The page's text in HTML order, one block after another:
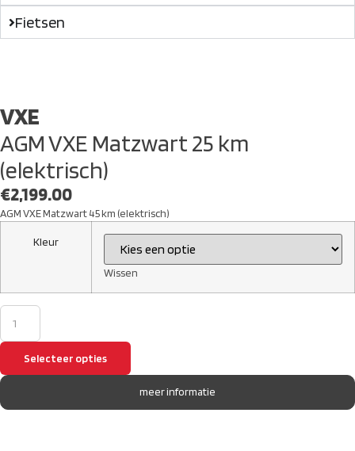
Fietsen
VXE
AGM VXE Matzwart 25 km
(elektrisch)
€2,199.00
AGM VXE Matzwart 45 km (elektrisch)
Kleur
Wissen
Selecteer opties
meer informatie